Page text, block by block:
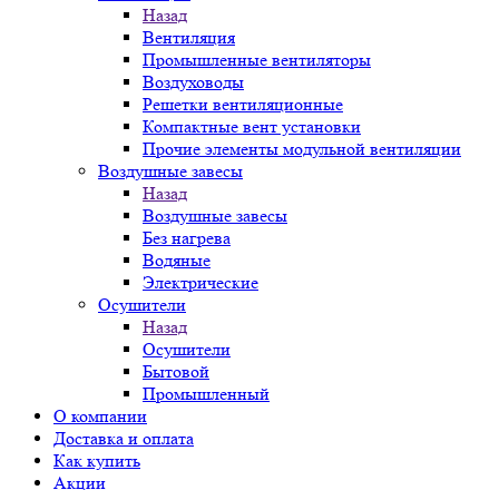
Назад
Вентиляция
Промышленные вентиляторы
Воздуховоды
Решетки вентиляционные
Компактные вент установки
Прочие элементы модульной вентиляции
Воздушные завесы
Назад
Воздушные завесы
Без нагрева
Водяные
Электрические
Осушители
Назад
Осушители
Бытовой
Промышленный
О компании
Доставка и оплата
Как купить
Акции